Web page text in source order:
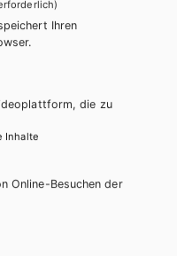
dieser
Ihren
die zu
Inhalte
Online-Besuchen der